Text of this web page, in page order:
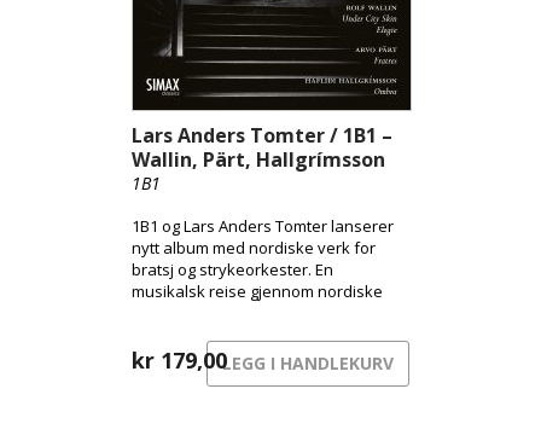
Lars Anders Tomter / 1B1 –
Wallin, Pärt, Hallgrímsson
1B1
1B1 og Lars Anders Tomter lanserer
nytt album med nordiske verk for
bratsj og strykeorkester. En
musikalsk reise gjennom nordiske
sorgens stille sang.
kr 179,00LEGG I HANDLEKURV